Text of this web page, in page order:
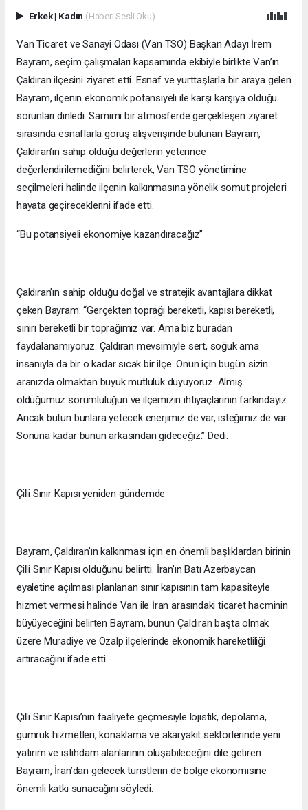
Erkek| Kadın (Haberi Sesli Oku)
Van Ticaret ve Sanayi Odası (Van TSO) Başkan Adayı İrem
Bayram, seçim çalışmaları kapsamında ekibiyle birlikte Van’ın
Çaldıran ilçesini ziyaret etti. Esnaf ve yurttaşlarla bir araya gelen
Bayram, ilçenin ekonomik potansiyeli ile karşı karşıya olduğu
sorunları dinledi. Samimi bir atmosferde gerçekleşen ziyaret
sırasında esnaflarla görüş alışverişinde bulunan Bayram,
Çaldıran’ın sahip olduğu değerlerin yeterince
değerlendirilemediğini belirterek, Van TSO yönetimine
seçilmeleri halinde ilçenin kalkınmasına yönelik somut projeleri
hayata geçireceklerini ifade etti.
“Bu potansiyeli ekonomiye kazandıracağız”
Çaldıran’ın sahip olduğu doğal ve stratejik avantajlara dikkat
çeken Bayram: “Gerçekten toprağı bereketli, kapısı bereketli,
sınırı bereketli bir toprağımız var. Ama biz buradan
faydalanamıyoruz. Çaldıran mevsimiyle sert, soğuk ama
insanıyla da bir o kadar sıcak bir ilçe. Onun için bugün sizin
aranızda olmaktan büyük mutluluk duyuyoruz. Almış
olduğumuz sorumluluğun ve ilçemizin ihtiyaçlarının farkındayız.
Ancak bütün bunlara yetecek enerjimiz de var, isteğimiz de var.
Sonuna kadar bunun arkasından gideceğiz.” Dedi.
Çilli Sınır Kapısı yeniden gündemde
Bayram, Çaldıran’ın kalkınması için en önemli başlıklardan birinin
Çilli Sınır Kapısı olduğunu belirtti. İran’ın Batı Azerbaycan
eyaletine açılması planlanan sınır kapısının tam kapasiteyle
hizmet vermesi halinde Van ile İran arasındaki ticaret hacminin
büyüyeceğini belirten Bayram, bunun Çaldıran başta olmak
üzere Muradiye ve Özalp ilçelerinde ekonomik hareketliliği
artıracağını ifade etti.
Çilli Sınır Kapısı’nın faaliyete geçmesiyle lojistik, depolama,
gümrük hizmetleri, konaklama ve akaryakıt sektörlerinde yeni
yatırım ve istihdam alanlarının oluşabileceğini dile getiren
Bayram, İran’dan gelecek turistlerin de bölge ekonomisine
önemli katkı sunacağını söyledi.